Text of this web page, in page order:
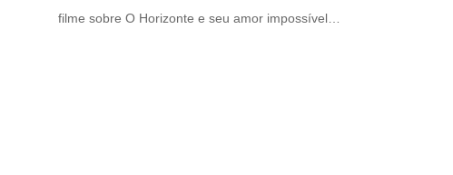
filme sobre O Horizonte e seu amor impossível…